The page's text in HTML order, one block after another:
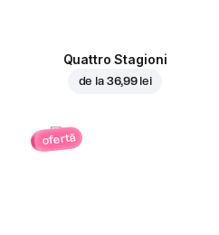
Quattro Stagioni
de la 36,99 lei
ofertă